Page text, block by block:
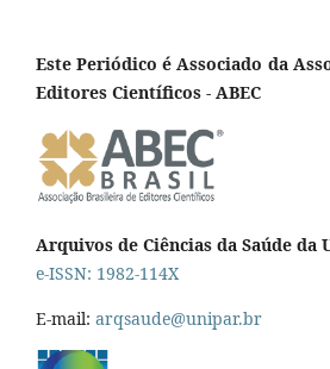
Este Periódico é Associado da
Editores Científicos - ABEC
Arquivos de Ciências da Saúde da
e-ISSN: 1982-114X
E-mail: arqsaude@unipar.br